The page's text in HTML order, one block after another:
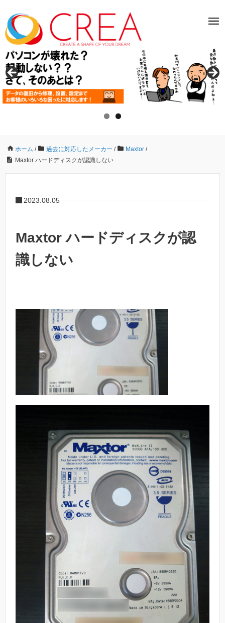
ホーム / 過去に対応したメーカー / Maxtor /
Maxtor ハードディスクが認識しない
2023.08.05
Maxtor ハードディスクが認
識しない